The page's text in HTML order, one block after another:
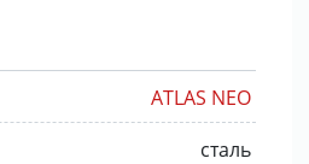
ATLAS NEO
сталь